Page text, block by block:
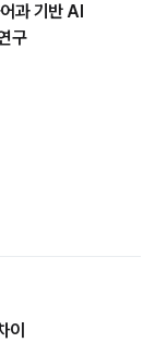
과 기반 AI
구
이